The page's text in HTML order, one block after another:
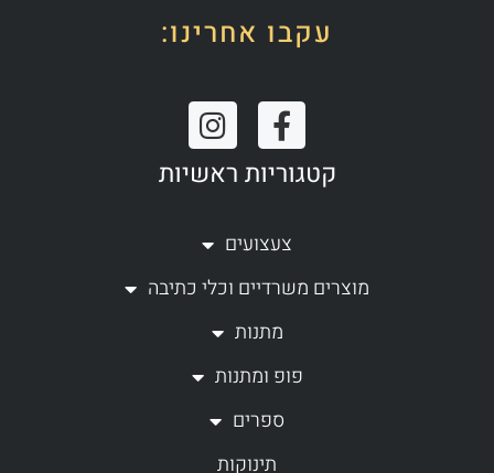
עקבו אחרינו:
F
a
c
b
o
o
k
f
I
n
s
a
r
a
קטגוריות ראשיות
צעצועים
מוצרים משרדיים וכלי כתיבה
מתנות
פופ ומתנות
ספרים
תינוקות